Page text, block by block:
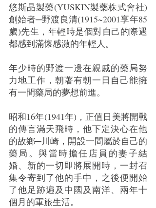
悠斯晶製藥(YUSKIN製藥株式會社)
創始者─野渡良清(1915~2001享年85
歲)先生，年輕時是個對自己的際遇
都感到滿懷感激的年輕人。
年少時的野渡一邊在親戚的藥局努
力地工作，朝著有朝一日自己能擁
有一間藥局的夢想前進。
昭和16年(1941年)，正值日美將開戰
的傳言滿天飛時，他下定決心在他
的故鄉─川崎，開設一間屬於自己的
藥局。與當時擔任店員的妻子結
婚、新的一切即將展開時，一封召
集令寄到了他的手中，之後便開始
了他足跡遍及中國及南洋、兩年十
個月的軍旅生活。